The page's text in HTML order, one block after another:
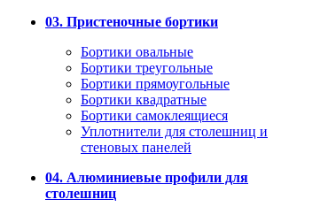
03. Пристеночные бортики
Бортики овальные
Бортики треугольные
Бортики прямоугольные
Бортики квадратные
Бортики самоклеящиеся
Уплотнители для столешниц и
стеновых панелей
04. Алюминиевые профили для
столешниц